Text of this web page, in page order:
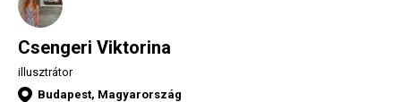
Csengeri Viktorina
illusztrátor
Budapest, Magyarország